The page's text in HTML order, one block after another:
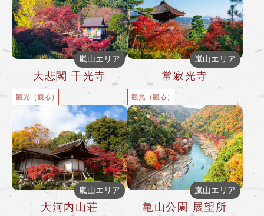
嵐山エリア
大悲閣 千光寺
観光（観る）
嵐山エリア
常寂光寺
観光（観る）
嵐山エリア
大河内山荘
嵐山エリア
亀山公園 展望所